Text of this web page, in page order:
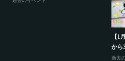
【1
から
過去